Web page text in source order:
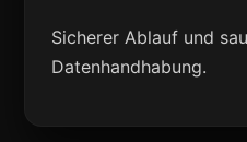
Sicherer Ablauf und
Datenhandhabung.